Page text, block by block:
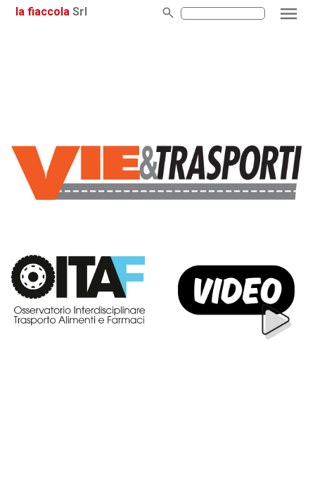
la fiaccola Srl